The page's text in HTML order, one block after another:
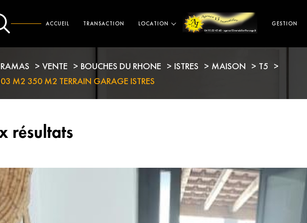
ACCUEIL TRANSACTION LOCATION GESTION
ESTIMATION
VENTE BOUCHES DU RHONE ISTRES MAISON
T5
M2 350 M2 TERRAIN GARAGE ISTRES
résultats